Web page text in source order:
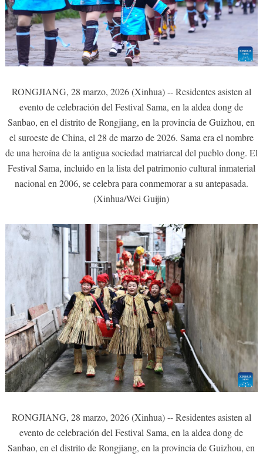
RONGJIANG, 28 marzo, 2026 (Xinhua) -- Residentes asisten al
evento de celebración del Festival Sama, en la aldea dong de
Sanbao, en el distrito de Rongjiang, en la provincia de Guizhou, en
el suroeste de China, el 28 de marzo de 2026. Sama era el nombre
de una heroína de la antigua sociedad matriarcal del pueblo dong. El
Festival Sama, incluido en la lista del patrimonio cultural inmaterial
nacional en 2006, se celebra para conmemorar a su antepasada.
(Xinhua/Wei Guijin)
RONGJIANG, 28 marzo, 2026 (Xinhua) -- Residentes asisten al
evento de celebración del Festival Sama, en la aldea dong de
Sanbao, en el distrito de Rongjiang, en la provincia de Guizhou, en